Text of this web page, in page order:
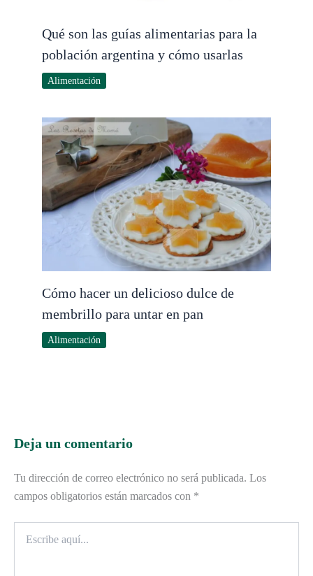
Qué son las guías alimentarias para la
población argentina y cómo usarlas
Alimentación
Cómo hacer un delicioso dulce de
membrillo para untar en pan
Alimentación
Deja un comentario
Tu dirección de correo electrónico no será publicada. Los
campos obligatorios están marcados con *
aquí...